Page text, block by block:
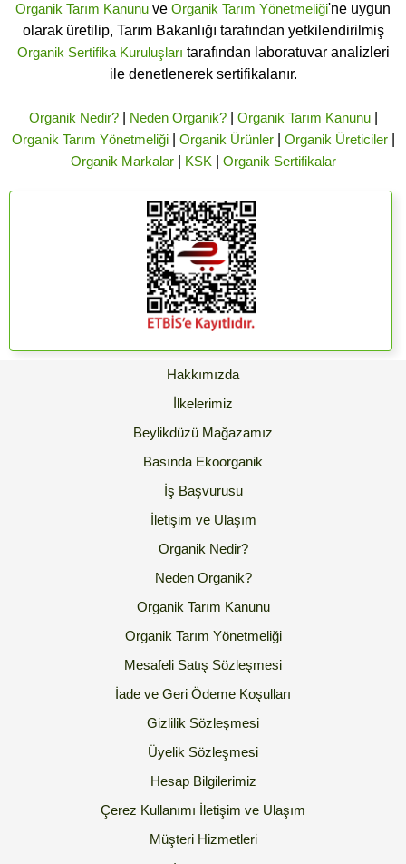
Organik Tarım Kanunu ve Organik Tarım Yönetmeliği'ne uygun
olarak üretilip, Tarım Bakanlığı tarafından yetkilendirilmiş
Organik Sertifika Kuruluşları tarafından laboratuvar analizleri
ile denetlenerek sertifikalanır.
Organik Nedir?| Neden Organik?| Organik Tarım Kanunu|
Organik Tarım Yönetmeliği| Organik Ürünler| Organik Üreticiler|
Organik Markalar| KSK Organik Sertifikalar
Hakkımızda
İlkelerimiz
Beylikdüzü Mağazamız
Basında Ekoorganik
İş Başvurusu
İletişim ve Ulaşım
Organik Nedir?
Neden Organik?
Organik Tarım Kanunu
Organik Tarım Yönetmeliği
Mesafeli Satış Sözleşmesi
İade ve Geri Ödeme Koşulları
Gizlilik Sözleşmesi
Üyelik Sözleşmesi
Hesap Bilgilerimiz
Çerez Kullanımı İletişim ve Ulaşım
Müşteri Hizmetleri